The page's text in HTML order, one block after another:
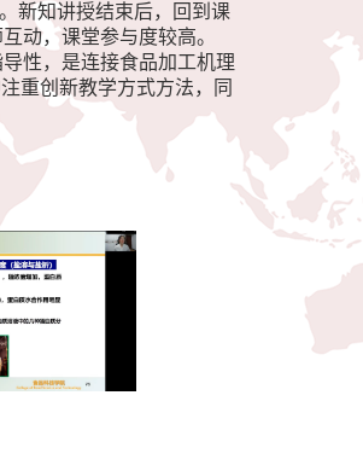
新知讲授结束后，回到课
动，课堂参与度较高。
性，是连接食品加工机理
重创新教学方式方法，同